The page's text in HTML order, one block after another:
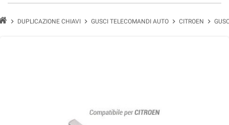
chevron_right DUPLICAZIONE CHIAVI chevron_right GUSCI TELECOMANDI AUTO chevron_right CITROEN chevron_right